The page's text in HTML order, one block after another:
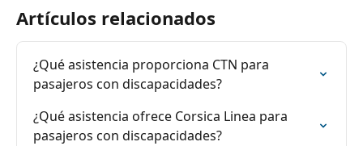
Artículos relacionados
¿Qué asistencia proporciona CTN para
pasajeros con discapacidades?
¿Qué asistencia ofrece Corsica Linea para
pasajeros con discapacidades?